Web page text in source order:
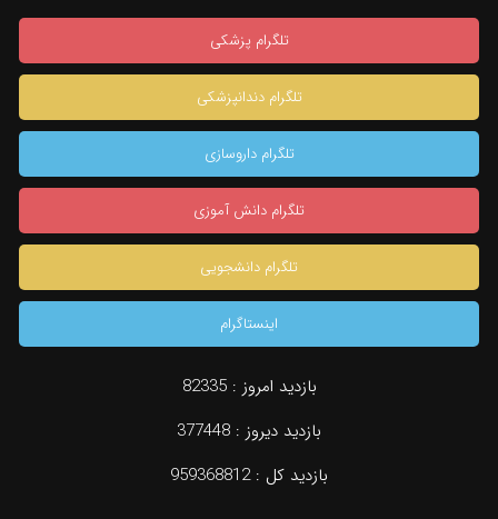
تلگرام پزشکی
تلگرام دندانپزشکی
تلگرام داروسازی
تلگرام دانش آموزی
تلگرام دانشجویی
اینستاگرام
بازدید امروز :82335
بازدید دیروز : 377448
بازدید کل :959368812